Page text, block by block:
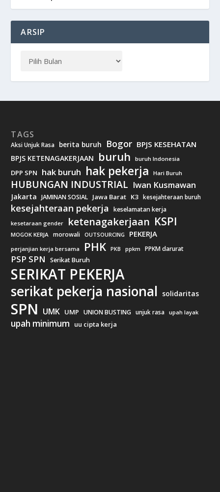
ARSIP
TAGS
Aksi Unjuk Rasa berita buruh Bogor BPJS KESEHATAN
BPJS KETENAGAKERJAAN buruh buruh Indonesia
DPP SPN hak buruh hak pekerja Hari Buruh
HUBUNGAN INDUSTRIAL Iwan Kusmawan
Jakarta JAMINAN SOSIAL Jawa Barat K3 kesejahteraan buruh
kesejahteraan pekerja keselamatan kerja
kesetaraan gender ketenagakerjaan KSPI
MOGOK KERJA morowali OUTSOURCING PEKERJA
perjanjian kerja bersama PHK PKB ppkm PPKM darurat
PSP SPN Serikat Buruh
SERIKAT PEKERJA
serikat pekerja nasional solidaritas
SPN UMK UMP UNION BUSTING unjuk rasa upah layak
upah minimum uu cipta kerja